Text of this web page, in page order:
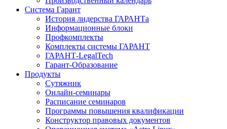
Система Гарант
История лидерства ГАРАНТа
Информационные блоки
Профкомплекты
Комплекты системы ГАРАНТ
ГАРАНТ-LegalTech
Гарант-Образование
Продукты
Сутяжник
Онлайн-семинары
Расписание семинаров
Программы повышения квалификации
Конструктор правовых документов